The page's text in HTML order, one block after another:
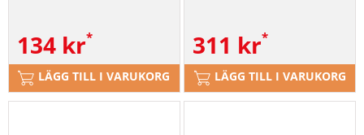
134 kr
LÄGG TILL I VARUKORG
311 kr
LÄGG TILL I VARUKORG